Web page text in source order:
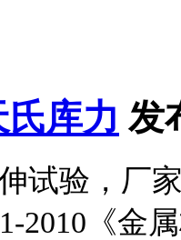
氏库力 发
试验，厂
2010《金